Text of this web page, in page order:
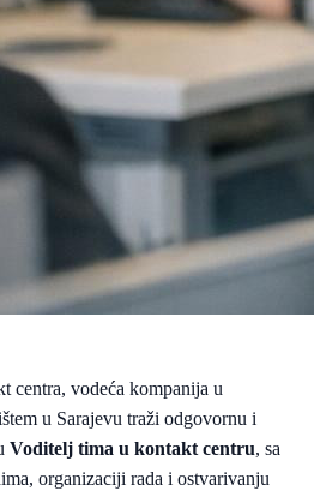
centra, vodeća kompanija u
u Sarajevu traži odgovornu i
Voditelj tima u kontakt centru, sa
organizaciji rada i ostvarivanju